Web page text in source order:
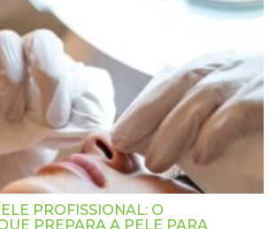
PROFISSIONAL: O
PREPARA A PELE PARA